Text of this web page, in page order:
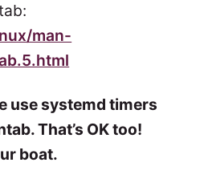
man-
use systemd timers
That’s OK too!
boat.